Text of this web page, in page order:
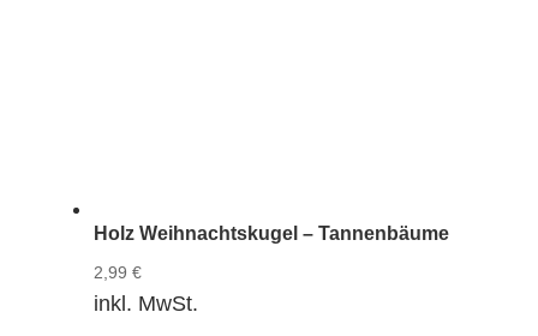
Holz Weihnachtskugel – Tannenbäume
2,99 €
inkl. MwSt.